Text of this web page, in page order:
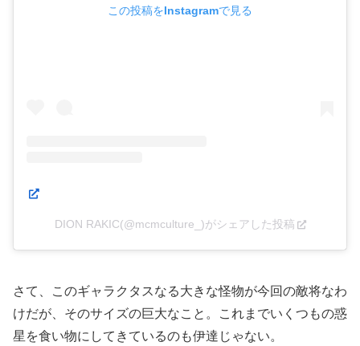
この投稿をInstagramで見る
DION RAKIC(@mcmculture_)がシェアした投稿
さて、このギャラクタスなる大きな怪物が今回の敵将なわ
けだが、そのサイズの巨大なこと。これまでいくつもの惑
星を食い物にしてきているのも伊達じゃない。